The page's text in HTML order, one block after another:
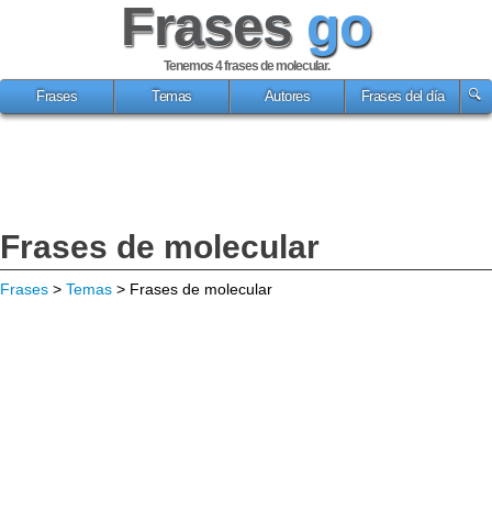
Frases go
Tenemos 4frases de molecular.
Frases
Temas Autores Frases del día
Frases de molecular
Frases > Temas > Frases de molecular